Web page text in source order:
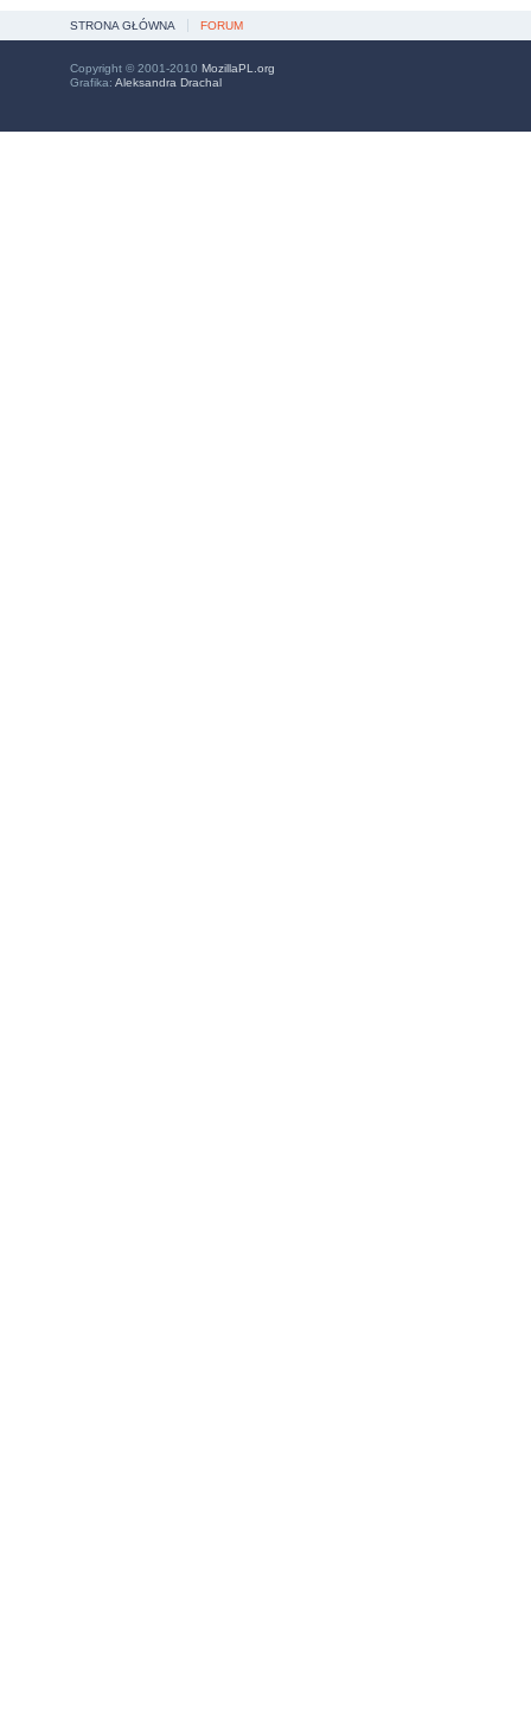
STRONA GŁÓWNA FORUM
Copyright © 2001-2010 MozillaPL.org
Grafika: Aleksandra Drachal